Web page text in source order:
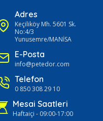
Adres
Keçiliköy Mh. 5601 Sk.
No:4/3
Yunusemre/MANİSA
E-Posta
info@petedor.com
Telefon
0 850 308 29 10
Mesai Saatleri
Haftaiçi - 09:00-17:00